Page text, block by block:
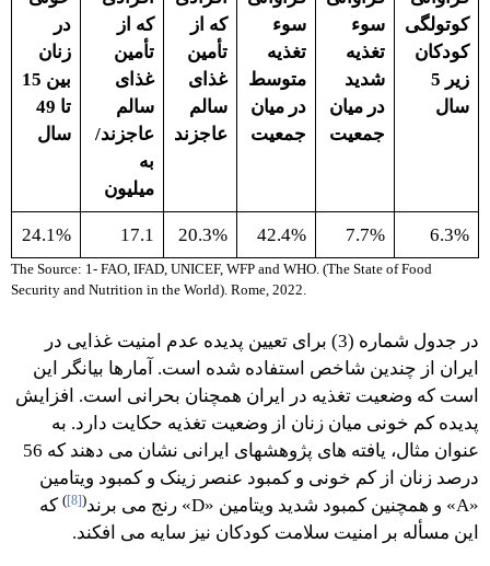
کوتولگی
کودکان
زیر 5
سال
سوء
تغذیه
شدید
در میان
جمعیت
سوء
تغذیه
متوسط
در میان
جمعیت
که از
تأمین
غذای
سالم
عاجزند
که از
تأمین
غذای
سالم
عاجزند/
به
میلیون
در
زنان
بین 15
تا 49
سال
6.3%
7.7%
42.4%
20.3%
17.1
24.1%
The Source: 1- FAO, IFAD, UNICEF, WFP and WHO. (The State of Food
Security and Nutrition in the World). Rome, 2022.
در جدول شماره (3) برای تعیین پدیده عدم امنیت غذایی در
ایران از چندین شاخص استفاده شده است. آمارها بیانگر این
است که وضعیت تغذیه در ایران همچنان بحرانی است. افزایش
پدیده کم خونی میان زنان از وضعیت تغذیه حکایت دارد. به
عنوان مثال، یافته های پژوهشهای ایرانی نشان می دهند که 56
درصد زنان از کم خونی و کمبود عنصر زینک و کمبود ویتامین
«A» و همچنین کمبود شدید ویتامین «D» رنج می برند
(
[8]
) که
این مسأله بر امنیت سلامت کودکان نیز سایه می افکند.